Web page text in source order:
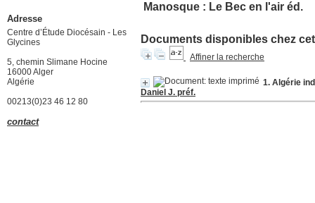
Manosque : Le Bec en l'air éd.
Documents disponibles chez
Affiner la recherche
1. Algérie
Daniel J. préf.
Adresse
Centre d’Étude Diocésain - Les
Glycines
5, chemin Slimane Hocine
16000 Alger
Algérie
00213(0)23 46 12 80
contact